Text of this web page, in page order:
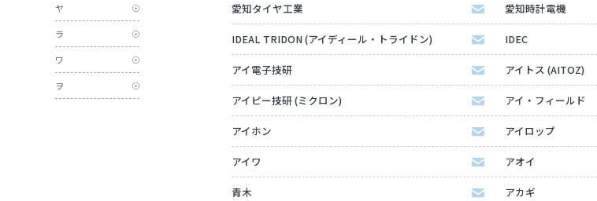
愛知タイヤ工業 愛知時計電機
IDEAL TRIDON (アイディール・トライドン) IDEC
アイ電子技研 アイトス (AITOZ)
アイピー技研 (ミクロン) アイ・フィールド
アイホン アイロップ
アイワ アオイ
青木 アカギ
ヤ
ラ
ワ
ヲ